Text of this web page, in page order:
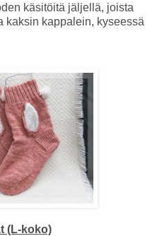
käsitöitä jäljellä, joista
kaksin kappalein, kyseessä
(L-koko)